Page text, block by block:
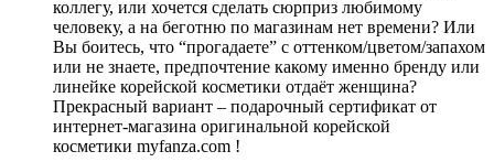
коллегу, или хочется сделать сюрприз любимому
человеку, а на беготню по магазинам нет времени? Или
Вы боитесь, что “прогадаете” с оттенком/цветом/запахом
или не знаете, предпочтение какому именно бренду или
линейке корейской косметики отдаёт женщина?
Прекрасный вариант – подарочный сертификат от
интернет-магазина оригинальной корейской
косметики myfanza.com !